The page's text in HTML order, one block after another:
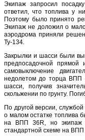
Экипаж запросил
ответил, что топлива у
Поэтому было принято
Экипаж не доложил о
аэродрома приняли
Ту-134.
Закрылки и шасси были
предпосадочной прямой
самовыключение
недолетом до торца ВПП
шасси, получив
скольжении по грунту.
По другой версии,
о малом остатке топлива
на ВПП 36R, но экипаж
стандартной схеме на ВПП